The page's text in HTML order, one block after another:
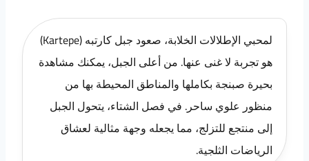
لمحبي الإطلالات الخلابة، صعود جبل كارتبه (Kartepe)
هو تجربة لا غنى عنها. من أعلى الجبل، يمكنك مشاهدة
بحيرة صبنجة بكاملها والمناطق المحيطة بها من
منظور علوي ساحر. في فصل الشتاء، يتحول الجبل
إلى منتجع للتزلج، مما يجعله وجهة مثالية لعشاق
الرياضات الثلجية.